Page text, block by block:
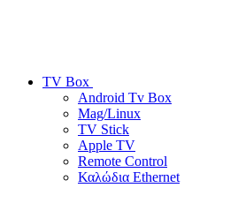
TV Box
Android Tv Box
Mag/Linux
TV Stick
Apple TV
Remote Control
Καλώδια Ethernet